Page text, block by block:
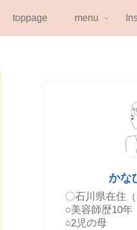
toppage menu
かな
〇石川県在住（
○美容師歴10年
○2児の母